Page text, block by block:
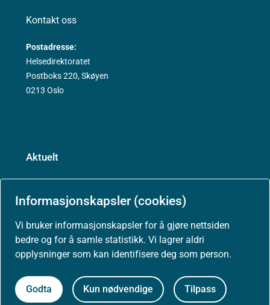
Informasjonskapsler (cookies)
Vi bruker informasjonskapsler for å gjøre nettsiden
bedre og for å samle statistikk. Vi lagrer aldri
opplysninger som kan identifisere deg som person.
Godta Kun nødvendige Tilpass
Kontakt oss
Postadresse:
Helsedirektoratet
Postboks 220, Skøyen
0213 Oslo
Aktuelt
Arrangementer
Høringer
Presse